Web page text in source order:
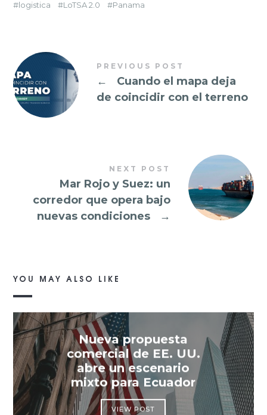
logistica LoTSA 2.0 Panama
PREVIOUS POST
←
Cuando el mapa deja
de coincidir con el terreno
NEXT POST
Mar Rojo y Suez: un
corredor que opera bajo
nuevas condiciones
→
YOU MAY ALSO LIKE
Nueva propuesta
comercial de EE. UU.
abre un escenario
mixto para Ecuador
VIEW POST